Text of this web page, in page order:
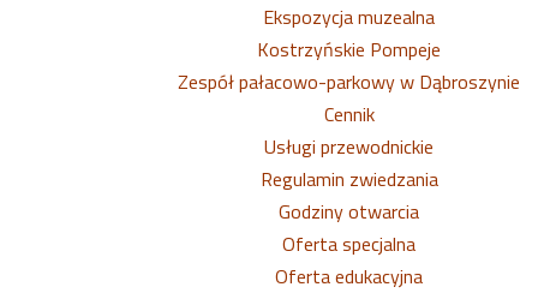
Ekspozycja muzealna
Kostrzyńskie Pompeje
Zespół pałacowo-parkowy w Dąbroszynie
Cennik
Usługi przewodnickie
Regulamin zwiedzania
Godziny otwarcia
Oferta specjalna
Oferta edukacyjna